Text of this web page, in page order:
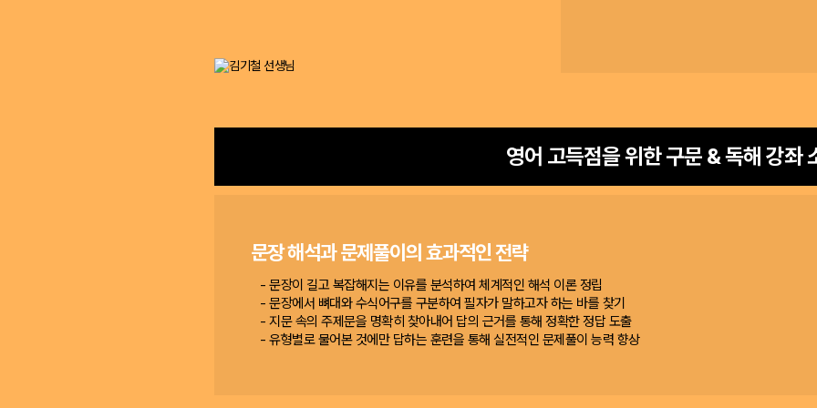
영어 고득점을 위한 구문 & 독해 강좌
문장 해석과 문제풀이의 효과적인 전략
- 문장이 길고 복잡해지는 이유를 분석하여 체계적인 해석 이론 정립
- 문장에서 뼈대와 수식어구를 구분하여 필자가 말하고자 하는 바를 찾기
- 지문 속의 주제문을 명확히 찾아내어 답의 근거를 통해 정확한 정답 도출
- 유형별로 물어본 것에만 답하는 훈련을 통해 실전적인 문제풀이 능력 향상